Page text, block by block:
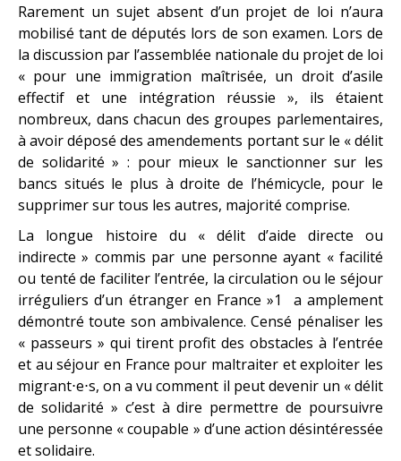
Rarement un sujet absent d’un projet de loi n’aura
mobilisé tant de députés lors de son examen. Lors de
la discussion par l’assemblée nationale du projet de loi
« pour une immigration maîtrisée, un droit d’asile
effectif et une intégration réussie », ils étaient
nombreux, dans chacun des groupes parlementaires,
à avoir déposé des amendements portant sur le « délit
de solidarité » : pour mieux le sanctionner sur les
bancs situés le plus à droite de l’hémicycle, pour le
supprimer sur tous les autres, majorité comprise.
La longue histoire du « délit d’aide directe ou
indirecte » commis par une personne ayant « facilité
ou tenté de faciliter l’entrée, la circulation ou le séjour
irréguliers d’un étranger en France »1 a amplement
démontré toute son ambivalence. Censé pénaliser les
« passeurs » qui tirent profit des obstacles à l’entrée
et au séjour en France pour maltraiter et exploiter les
migrant⋅e⋅s, on a vu comment il peut devenir un « délit
de solidarité » c’est à dire permettre de poursuivre
une personne « coupable » d’une action désintéressée
et solidaire.